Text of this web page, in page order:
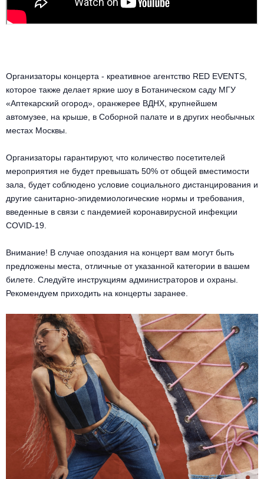
Организаторы концерта - креативное агентство RED EVENTS,
которое также делает яркие шоу в Ботаническом саду МГУ
«Аптекарский огород», оранжерее ВДНХ, крупнейшем
автомузее, на крыше, в Соборной палате и в других необычных
местах Москвы.
Организаторы гарантируют, что количество посетителей
мероприятия не будет превышать 50% от общей вместимости
зала, будет соблюдено условие социального дистанцирования и
другие санитарно-эпидемиологические нормы и требования,
введенные в связи с пандемией коронавирусной инфекции
COVID-19.
Внимание! В случае опоздания на концерт вам могут быть
предложены места, отличные от указанной категории в вашем
билете. Следуйте инструкциям администраторов и охраны.
Рекомендуем приходить на концерты заранее.